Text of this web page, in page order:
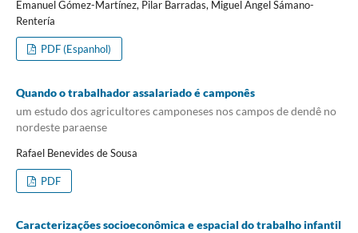
Emanuel Gómez-Martínez, Pilar Barradas, Miguel Angel Sámano-
Rentería
PDF (Espanhol)
Quando o trabalhador assalariado é camponês
um estudo dos agricultores camponeses nos campos de dendê no
nordeste paraense
Rafael Benevides de Sousa
PDF
Caracterizações socioeconômica e espacial do trabalho infantil